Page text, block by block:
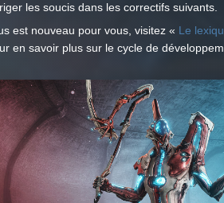
les soucis dans les correctifs suivants.
est nouveau pour vous, visitez « Le
en savoir plus sur le cycle de